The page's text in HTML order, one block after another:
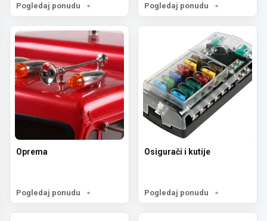
Pogledaj ponudu Pogledaj ponudu
Oprema
Pogledaj ponudu
Osigurači i kutije
Pogledaj ponudu